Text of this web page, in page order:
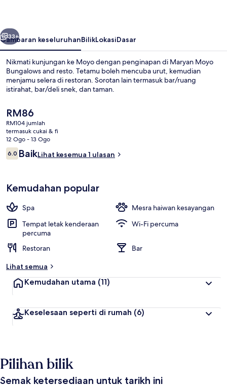
Seterusnya
33+
Gambaran keseluruhanBilikLokasiDasar
Nikmati kunjungan ke Moyo dengan penginapan di Maryan Moyo
Bungalows and resto. Tetamu boleh mencuba urut, kemudian
menjamu selera di restoran. Sorotan lain termasuk bar/ruang
istirahat, bar/deli snek, dan taman.
Harga
semasa
ialah
RM86
RM86
RM104 jumlah
termasuk cukai & fi
12 Ogo - 13 Ogo
Ulasan
6.06.0 daripada 10
BaikLihat kesemua 1 ulasan
Kemudahan popular
Spa
Mesra haiwan kesayangan
Tempat letak kenderaan
percuma
Wi-Fi percuma
Restoran
Bar
Lihat semua
Kemudahan utama (11)
Keselesaan seperti di rumah (6)
Pilihan bilik
Semak ketersediaan untuk tarikh ini